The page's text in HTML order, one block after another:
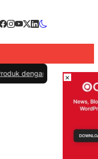
Bijak dan Hindari×